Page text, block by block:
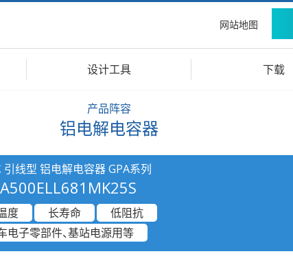
网站地图
设计工具 下载
产品阵容
铝电解电容器
线型 铝电解电容器 GPA系列
度 长寿命
低阻抗
电子零部件、基站电源用等